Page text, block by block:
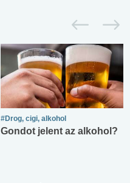
#Drog, cigi, alkohol
Gondot jelent az alkohol?